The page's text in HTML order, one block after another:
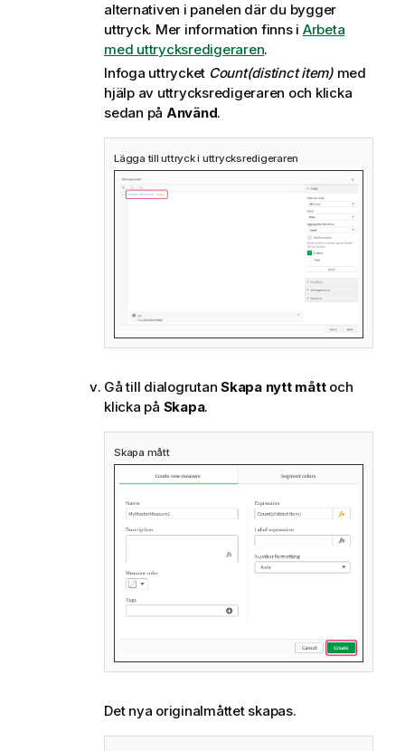
alternativen i panelen där du bygger
uttryck. Mer information finns i Arbeta
med uttrycksredigeraren.
Infoga uttrycket Count(distinct item)med
hjälp av uttrycksredigeraren och klicka
sedan på Använd.
Lägga till uttryck i uttrycksredigeraren
Gå till dialogrutan Skapa nytt måttoch
klicka på Skapa.
Skapa mått
Det nya originalmåttet skapas.